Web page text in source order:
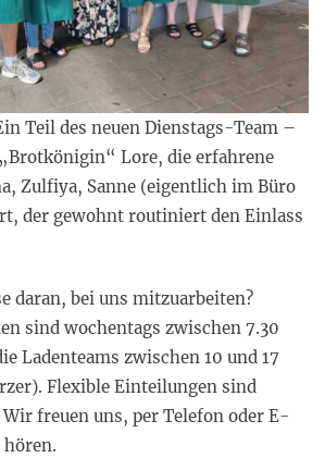
Teil des neuen Dienstags-Team –
Lore, die erfahrene
Zulfiya, Sanne (eigentlich im Büro
der gewohnt routiniert den Einlass
daran, bei uns mitzuarbeiten?
sind wochentags zwischen 7.30
Ladenteams zwischen 10 und 17
Flexible Einteilungen sind
freuen uns, per Telefon oder E-